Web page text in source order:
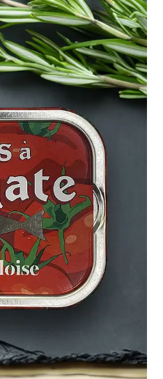
Maräne
Salat
Seelachs
Stör
Zander